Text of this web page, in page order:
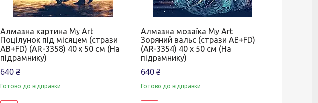
Алмазна картина My Art
Поцілунок під місяцем (стрази
AB+FD) (AR-3358) 40 х 50 см (На
підрамнику)
640 ₴
Готово до відправки
Алмазна мозаїка My Art
Зоряний вальс (стрази AB+FD)
(AR-3354) 40 х 50 см (На
підрамнику)
640 ₴
Готово до відправки